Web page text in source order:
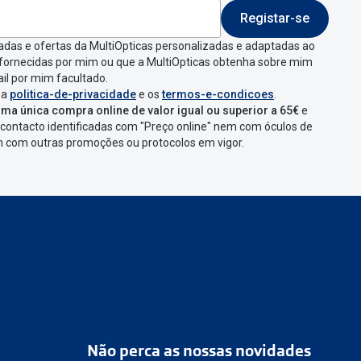
aparecer e
num ponto
com
Registar-se
e ofertas da MultiOpticas personalizadas e adaptadas ao
por mim ou que a MultiOpticas obtenha sobre mim
por mim facultado.
politica-de-privacidadee ostermos-e-condicoes
única compra online de valor igual ou superior a 65€e
identificadas com "Preço online" nem com óculos de
outras promoções ou protocolos em vigor.
Não perca as nossas novidades